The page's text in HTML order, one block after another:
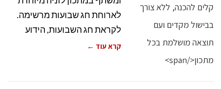
לארוחת חג שבועות מרשימה.
לקראת חג השבועות, הידוע
קרא עוד ←